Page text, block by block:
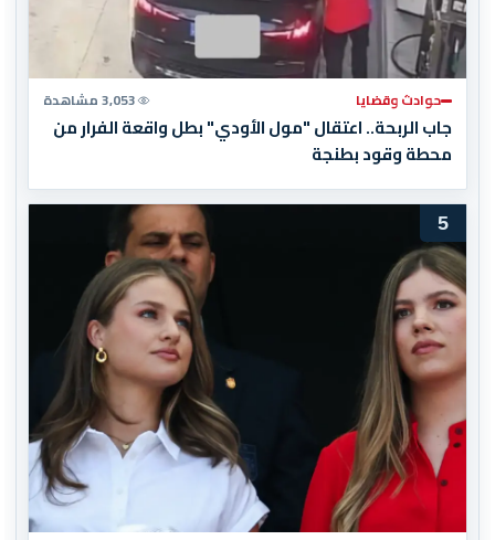
حوادث وقضايا 3,053 مشاهدة
جاب الربحة.. اعتقال "مول الأودي" بطل واقعة الفرار من
محطة وقود بطنجة
5